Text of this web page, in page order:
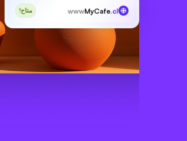
wwwMyCafe.cl متاح!